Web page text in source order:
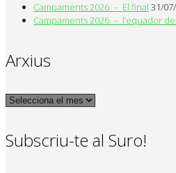
Campaments 2026 – El final 31/
Campaments 2026 – l’equador de
Arxius
Arxius
Subscriu-te al Suro!